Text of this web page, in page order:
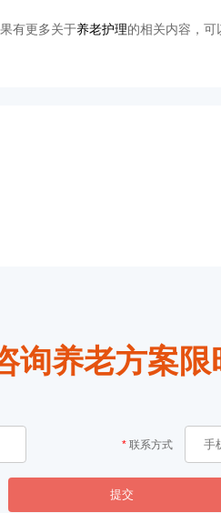
有更多关于养老护理的相关内容，可
询养老方案限
联系方式
提交